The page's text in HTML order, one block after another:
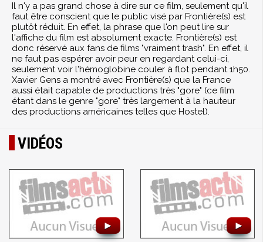
Il n'y a pas grand chose à dire sur ce film, seulement qu'il
faut être conscient que le public visé par Frontière(s) est
plutôt réduit. En effet, la phrase que l'on peut lire sur
l'affiche du film est absolument exacte. Frontière(s) est
donc réservé aux fans de films "vraiment trash". En effet, il
ne faut pas espérer avoir peur en regardant celui-ci,
seulement voir l'hémoglobine couler à flot pendant 1h50.
Xavier Gens a montré avec Frontière(s) que la France
aussi était capable de productions très "gore" (ce film
étant dans le genre "gore" très largement à la hauteur
des productions américaines telles que Hostel).
VIDÉOS
► ►